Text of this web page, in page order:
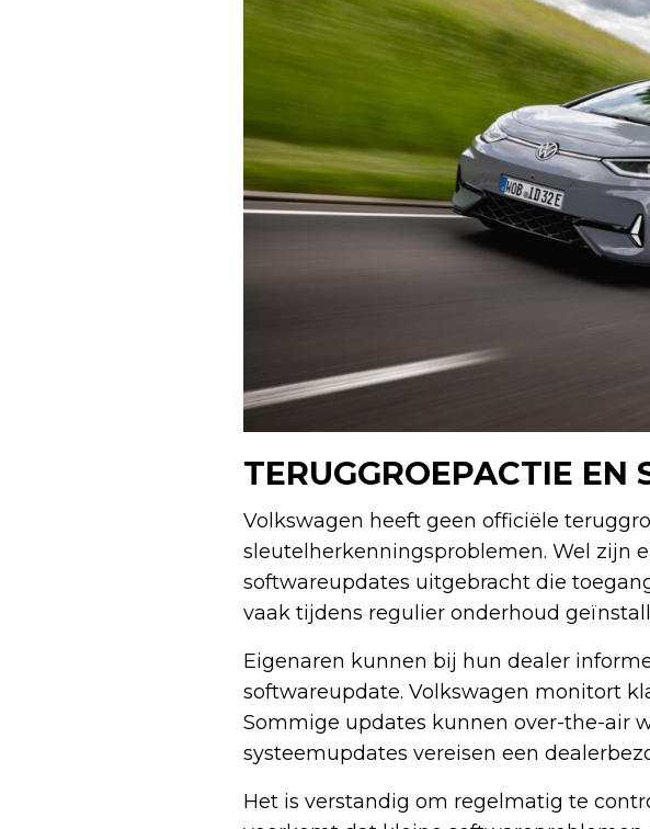
TERUGGROEPACTIE EN
Volkswagen heeft geen officiële
sleutelherkenningsproblemen. Wel zijn
softwareupdates uitgebracht die
vaak tijdens regulier onderhoud
Eigenaren kunnen bij hun dealer
softwareupdate. Volkswagen monitort
Sommige updates kunnen over-the-air
systeemupdates vereisen een
Het is verstandig om regelmatig te